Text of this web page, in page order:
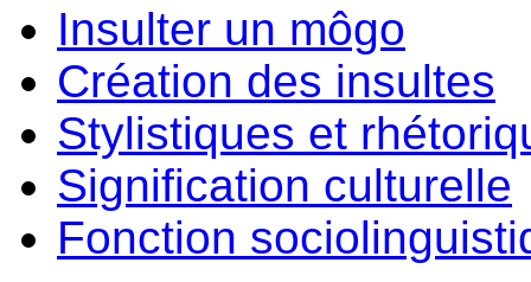
Insulter un môgo
Création des insultes
Stylistiques et
Signification culturelle
Fonction